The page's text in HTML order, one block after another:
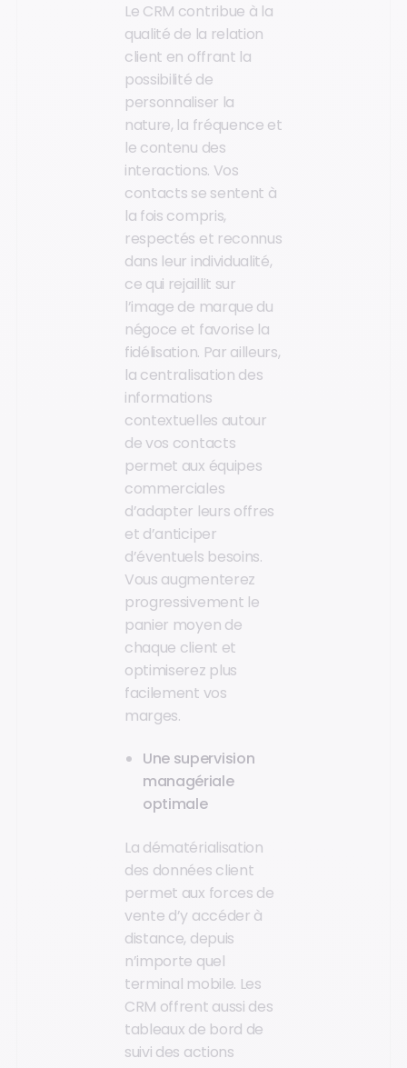
Le CRM contribue à la
qualité de la relation
client en offrant la
possibilité de
personnaliser la
nature, la fréquence et
le contenu des
interactions. Vos
contacts se sentent à
la fois compris,
respectés et reconnus
dans leur individualité,
ce qui rejaillit sur
l’image de marque du
négoce et favorise la
fidélisation. Par ailleurs,
la centralisation des
informations
contextuelles autour
de vos contacts
permet aux équipes
commerciales
d’adapter leurs offres
et d’anticiper
d’éventuels besoins.
Vous augmenterez
progressivement le
panier moyen de
chaque client et
optimiserez plus
facilement vos
marges.
Une supervision
managériale
optimale
La dématérialisation
des données client
permet aux forces de
vente d’y accéder à
distance, depuis
n’importe quel
terminal mobile. Les
CRM offrent aussi des
tableaux de bord de
suivi des actions